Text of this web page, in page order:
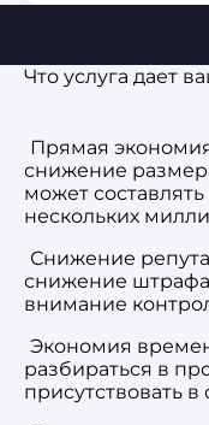
Что услуга дает
Прямая
снижение
может
нескольких
Снижение
снижение
внимание
Экономия
разбираться в
присутствовать в